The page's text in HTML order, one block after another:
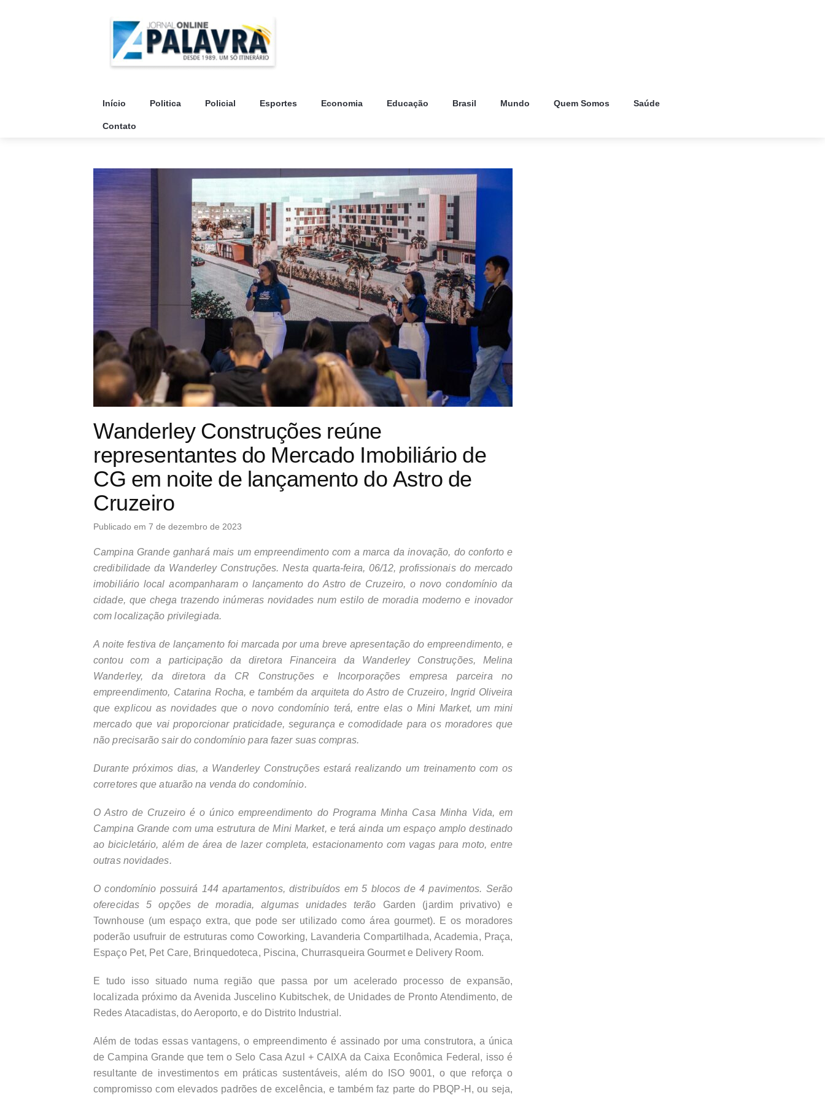
Início Politica Policial Esportes Economia Educação Brasil Mundo Quem Somos Saúde
Contato
Wanderley Construções reúne
representantes do Mercado Imobiliário de
CG em noite de lançamento do Astro de
Cruzeiro
Publicado em 7 de dezembro de 2023
Campina Grande ganhará mais um empreendimento com a marca da inovação, do conforto e
credibilidade da Wanderley Construções. Nesta quarta-feira, 06/12, profissionais do mercado
imobiliário local acompanharam o lançamento do Astro de Cruzeiro, o novo condomínio da
cidade, que chega trazendo inúmeras novidades num estilo de moradia moderno e inovador
com localização privilegiada.
A noite festiva de lançamento foi marcada por uma breve apresentação do empreendimento, e
contou com a participação da diretora Financeira da Wanderley Construções, Melina
Wanderley, da diretora da CR Construções e Incorporações empresa parceira no
empreendimento, Catarina Rocha, e também da arquiteta do Astro de Cruzeiro, Ingrid Oliveira
que explicou as novidades que o novo condomínio terá, entre elas o Mini Market, um mini
mercado que vai proporcionar praticidade, segurança e comodidade para os moradores que
não precisarão sair do condomínio para fazer suas compras.
Durante próximos dias, a Wanderley Construções estará realizando um treinamento com os
corretores que atuarão na venda do condomínio.
O Astro de Cruzeiro é o único empreendimento do Programa Minha Casa Minha Vida, em
Campina Grande com uma estrutura de Mini Market, e terá ainda um espaço amplo destinado
ao bicicletário, além de área de lazer completa, estacionamento com vagas para moto, entre
outras novidades.
O condomínio possuirá 144 apartamentos, distribuídos em 5 blocos de 4 pavimentos. Serão
oferecidas 5 opções de moradia, algumas unidades terão Garden (jardim privativo) e
Townhouse (um espaço extra, que pode ser utilizado como área gourmet). E os moradores
poderão usufruir de estruturas como Coworking, Lavanderia Compartilhada, Academia, Praça,
Espaço Pet, Pet Care, Brinquedoteca, Piscina, Churrasqueira Gourmet e Delivery Room.
E tudo isso situado numa região que passa por um acelerado processo de expansão,
localizada próximo da Avenida Juscelino Kubitschek, de Unidades de Pronto Atendimento, de
Redes Atacadistas, do Aeroporto, e do Distrito Industrial.
Além de todas essas vantagens, o empreendimento é assinado por uma construtora, a única
de Campina Grande que tem o Selo Casa Azul + CAIXA da Caixa Econômica Federal, isso é
resultante de investimentos em práticas sustentáveis, além do ISO 9001, o que reforça o
compromisso com elevados padrões de excelência, e também faz parte do PBQP-H, ou seja,